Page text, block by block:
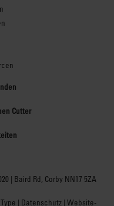
äußerst robusten
Bauweise lässt sich
Cutter
| Baird Rd, Corby NN17 5ZA
| Datenschutz | Website-